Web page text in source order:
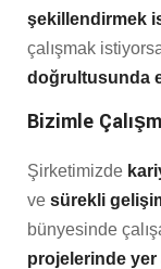
şekillendirmek
çalışmak
doğrultusunda
Bizimle
Şirketimizde
ve sürekli
bünyesinde
projelerinde yer